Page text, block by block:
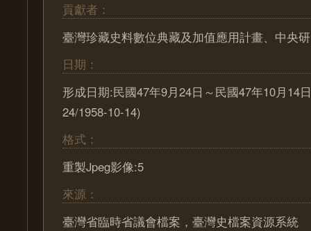
貢獻者：
臺灣珍藏史料數位典藏及加值應用計畫、中央
日期：
形成日期:民國47年9月24日～民國47年10月14
24/1958-10-14)
格式：
重製Jpeg影像:5
來源：
臺灣省臨時省議會檔案，臺灣史檔案資源系統